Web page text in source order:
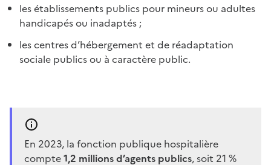
les établissements publics pour mineurs ou adultes
handicapés ou inadaptés ;
les centres d’hébergement et de réadaptation
sociale publics ou à caractère public.
En 2023, la fonction publique hospitalière
compte1,2 millions d’agents publics, soit 21 %